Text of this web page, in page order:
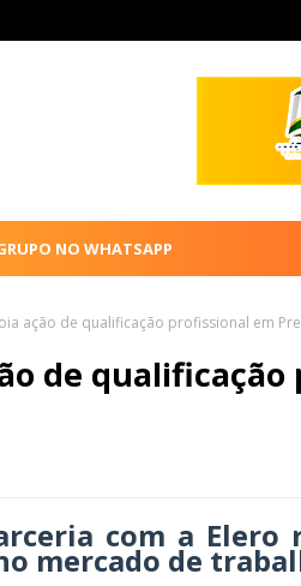
NO WHATSAPP
ação de qualificação profissional em
de
com a
mercado de